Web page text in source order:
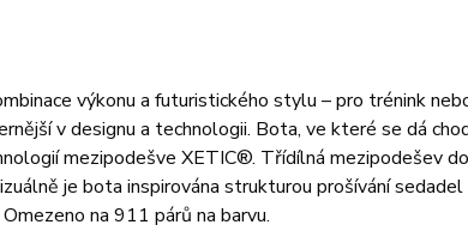
výkonu a futuristického stylu – pro trénink
v designu a technologii. Bota, ve které se dá
mezipodešve XETIC®. Třídílná mezipodešev
je bota inspirována strukturou prošívání
na 911 párů na barvu.